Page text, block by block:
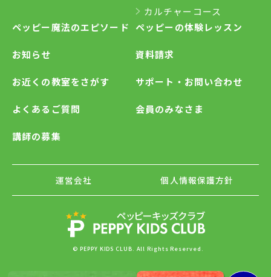
カルチャーコース
ペッピー魔法のエピソード
お知らせ
お近くの教室をさがす
よくあるご質問
講師の募集
ペッピーの体験レッスン
資料請求
サポート・お問い合わせ
会員のみなさま
運営会社 個人情報保護方針
© PEPPY KIDS CLUB. All Rights Reserved.